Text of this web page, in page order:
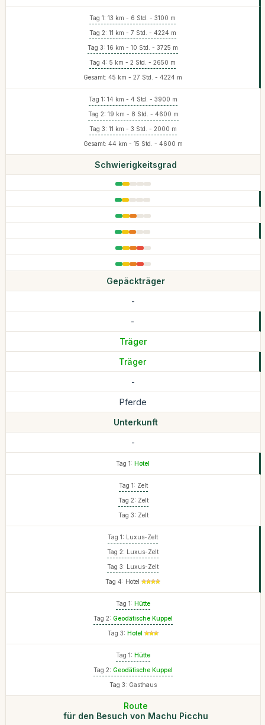
Tag 1: 13 km - 6 Std. - 3100 m
Tag 2: 11 km - 7 Std. - 4224 m
Tag 3: 16 km - 10 Std. - 3725 m
Tag 4: 5 km - 2 Std. - 2650 m
Gesamt: 45 km - 27 Std. - 4224 m
Tag 1: 14 km - 4 Std. - 3900 m
Tag 2: 19 km - 8 Std. - 4600 m
Tag 3: 11 km - 3 Std. - 2000 m
Gesamt: 44 km - 15 Std. - 4600 m
Schwierigkeitsgrad
Gepäckträger
-
-
Träger
Träger
-
Pferde
Unterkunft
-
Tag 1: Hotel
Tag 1: Zelt
Tag 2: Zelt
Tag 3: Zelt
Tag 1: Luxus-Zelt
Tag 2: Luxus-Zelt
Tag 3: Luxus-Zelt
Tag 4: Hotel
Tag 1: Hütte
Tag 2: Geodätische Kuppel
Tag 3: Hotel
Tag 1: Hütte
Tag 2: Geodätische Kuppel
Tag 3: Gasthaus
Route
für den Besuch von Machu Picchu